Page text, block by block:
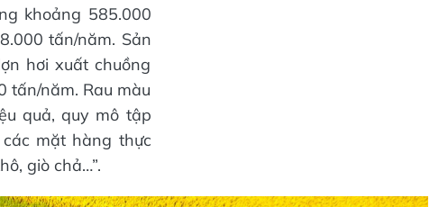
khoảng 585.000
tấn/năm. Sản
hơi xuất chuồng
tấn/năm. Rau màu
quả, quy mô tập
mặt hàng thực
giò chả…”.